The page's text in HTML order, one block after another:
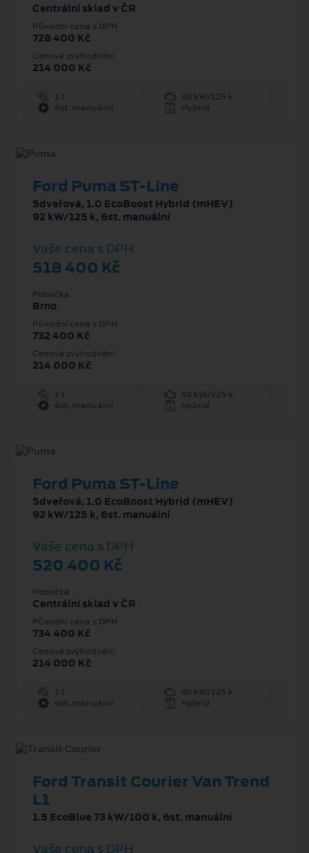
Centrální sklad v ČR
Původní cena s DPH
728 400 Kč
Cenové zvýhodnění
214 000 Kč
1 l
92 kW/125 k
6st. manuální
Hybrid
Ford Puma ST-Line
5dveřová, 1.0 EcoBoost Hybrid (mHEV)
92 kW/125 k, 6st. manuální
Vaše cena s DPH
518 400 Kč
Pobočka
Brno
Původní cena s DPH
732 400 Kč
Cenové zvýhodnění
214 000 Kč
1 l
92 kW/125 k
6st. manuální
Hybrid
Ford Puma ST-Line
5dveřová, 1.0 EcoBoost Hybrid (mHEV)
92 kW/125 k, 6st. manuální
Vaše cena s DPH
520 400 Kč
Pobočka
Centrální sklad v ČR
Původní cena s DPH
734 400 Kč
Cenové zvýhodnění
214 000 Kč
1 l
92 kW/125 k
6st. manuální
Hybrid
Ford Transit Courier Van Trend
L1
1.5 EcoBlue 73 kW/100 k, 6st. manuální
Vaše cena s DPH